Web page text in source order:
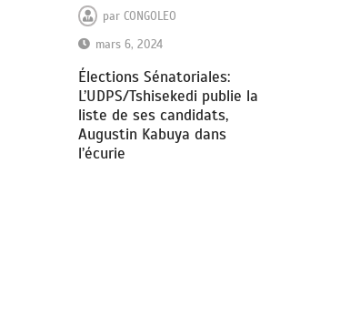
parCONGOLEO
mars 6, 2024
Élections Sénatoriales:
L’UDPS/Tshisekedi publie la
liste de ses candidats,
Augustin Kabuya dans
l’écurie